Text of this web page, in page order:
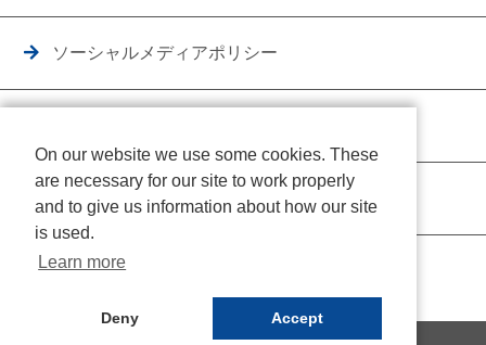
ソーシャルメディアポリシー
クッキーポリシー
On our website we use some cookies. These
are necessary for our site to work properly
and to give us information about how our site
is used.
Learn more
Deny Accept